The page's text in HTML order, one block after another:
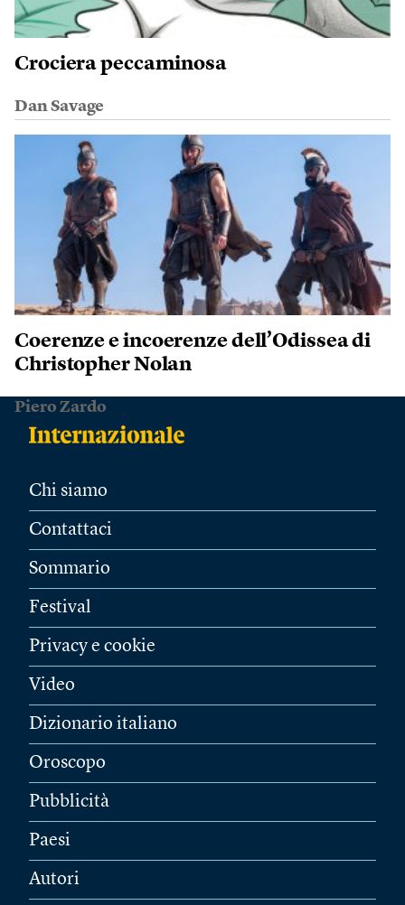
Crociera peccaminosa
Dan Savage
Coerenze e incoerenze dell’Odissea di
Christopher Nolan
Piero Zardo
Chi siamo
Contattaci
Sommario
Festival
Privacy e cookie
Video
Dizionario italiano
Oroscopo
Pubblicità
Paesi
Autori